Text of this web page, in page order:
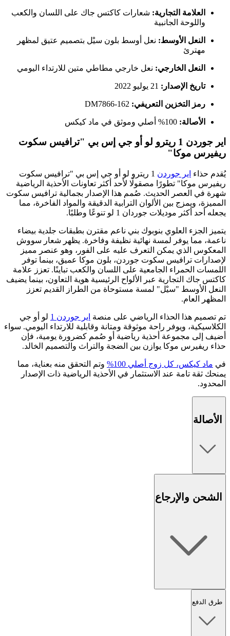
العلامة التجارية: شعارات كاكتس جاك على اللسان والكعب
واللوحة الجانبية
النعل الأوسط: نعل أوسط بلون سيْل بتصميم عتيق لمظهر
مهترئ
النعل الخارجي: نعل خارجي مطاطي متين للارتداء اليومي
تاريخ الإصدار:
رمز التخزين التعريفي:
الأصالة:
اير جوردن 1 ريترو لو أو جي إس بي "ترافيس سكوت
ريفيرس موكا"
يُقدم حذاء اير جوردن
1 ريترو لو أو جي إس بي "ترافيس سكوت
ريفيرس موكا" تطورًا مصقولًا لأحد أكثر تعاونات الأحذية الرياضية
شهرة في العصر الحديث. صُمم هذا الإصدار بجمالية ترافيس سكوت
المميزة، ويمزج بين الألوان الترابية الدقيقة والمواد الفاخرة، مما
يجعله أحد أكثر موديلات جوردان 1 لو تنوعًا وطلبًا.
يتميز الجزء العلوي بنوبوك بني ناعم مقترن بطبقات جلدية بيضاء
ناعمة، مما يوفر لمسة نهائية نظيفة وفاخرة. يظهر شعار سووش
المعكوس الذي يمكن التعرف عليه على الفور، وهو عنصر مميز
لإصدارات ترافيس سكوت جوردن، بلون موكا عميق، بينما توفر
اللمسات الحمراء الجامعية على اللسان والكعب تباينًا. تعزز علامة
كاكتس جاك التجارية عبر الألواح الرئيسية هوية التعاون، بينما يضيف
النعل الأوسط "سيْل" لمسة مستوحاة من الطراز القديم تعزز
المظهر العام.
تم تصميم هذا الحذاء الرياضي على منصة اير جوردن 1
لو أو جي
الكلاسيكية، ويوفر راحة موثوقة ومتانة وقابلية للارتداء اليومي. سواء
أضيف إلى مجموعة أحذية رياضية أو صُمم كضرورة يومية، فإن
حذاء ريفيرس موكا يوازن بين الضجة والتراث والتصميم الخالد.
في ماد كيكس، كل زوج أصلي 100%
وتم التحقق منه بعناية، مما
يمنحك ثقة تامة عند الاستثمار في الأحذية الرياضية ذات الإصدار
المحدود.
الأصالة
الشحن والإرجاع
طرق الدفع